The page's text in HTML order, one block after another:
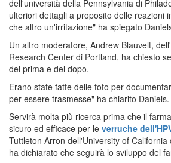
dell'università della Pennsylvania di
ulteriori dettagli a proposito delle reazioni
che altro un'irritazione" ha spiegato
Un altro moderatore, Andrew Blauvelt,
Research Center di Portland, ha chiesto
del prima e del dopo.
Erano state fatte delle foto per
per essere trasmesse" ha chiarito Daniels.
Servirà molta più ricerca prima che il
sicuro ed efficace per le verruche
Tuttleton Arron dell'University of
ha dichiarato che seguirà lo sviluppo del